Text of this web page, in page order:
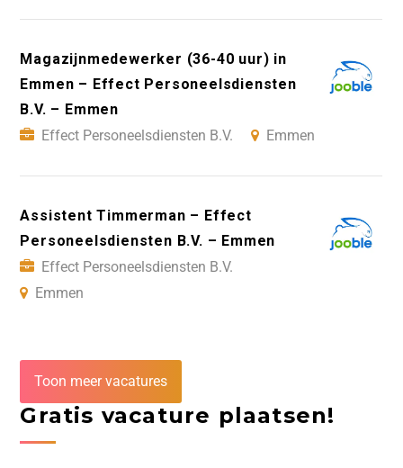
Magazijnmedewerker (36-40 uur) in
Emmen – Effect Personeelsdiensten
B.V. – Emmen
Effect Personeelsdiensten B.V.
Emmen
Assistent Timmerman – Effect
Personeelsdiensten B.V. – Emmen
Effect Personeelsdiensten B.V.
Emmen
Toon meer vacatures
Gratis vacature plaatsen!